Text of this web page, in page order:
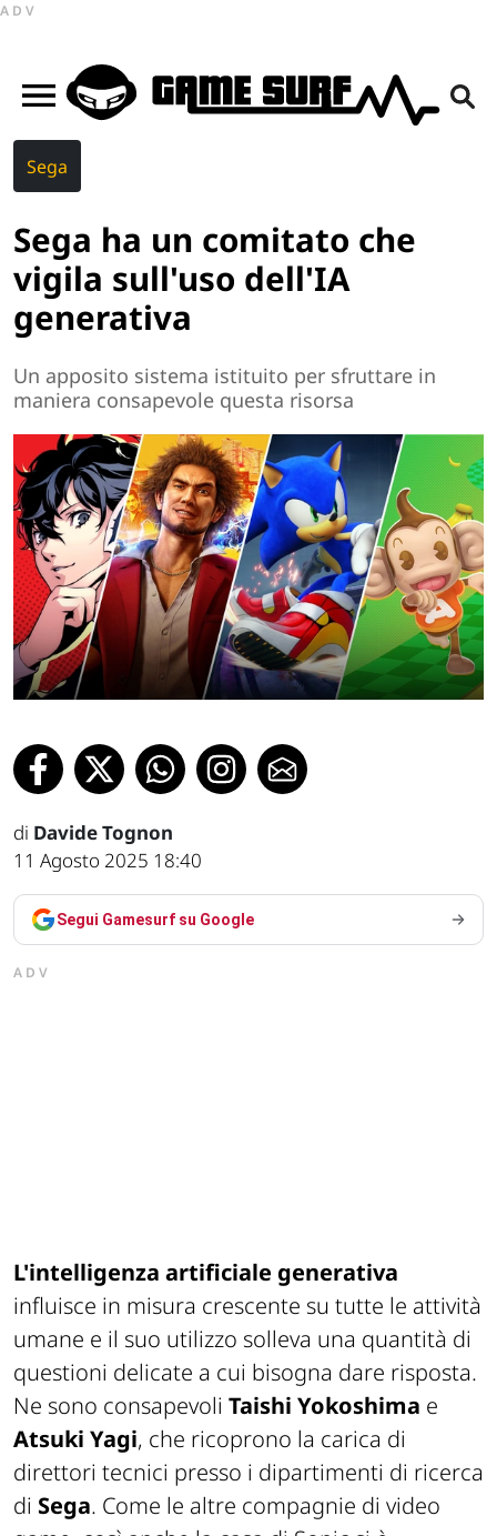
ADV
Sega
Sega ha un comitato che
vigila sull'uso dell'IA
generativa
Un apposito sistema istituito per sfruttare in
maniera consapevole questa risorsa
di Davide Tognon
11 Agosto 2025 18:40
Segui Gamesurf su Google
ADV
L'intelligenza artificiale generativa
influisce in misura crescente su tutte le attività
umane e il suo utilizzo solleva una quantità di
questioni delicate a cui bisogna dare risposta.
Ne sono consapevoli Taishi Yokoshima e
Atsuki Yagi, che ricoprono la carica di
direttori tecnici presso i dipartimenti di ricerca
di Sega. Come le altre compagnie di video